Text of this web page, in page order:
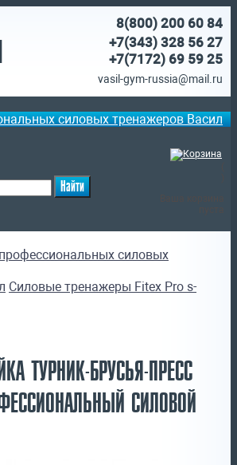
8(800) 200 60 84
+7(343) 328 56 27
+7(7172) 69 59 25
vasil-gym-russia@mail.ru
силовых тренажеров Васил
силовых
Силовые тренажеры Fitex Pro s-
ТУРНИК-БРУСЬЯ-ПРЕСС
СИЛОВОЙ